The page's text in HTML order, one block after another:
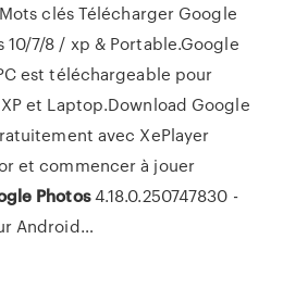
clés Télécharger Google
10/7/8 / xp & Portable.Google
est téléchargeable pour
et Laptop.Download Google
avec XePlayer
et commencer à jouer
Photos4.18.0.250747830 -
Android…